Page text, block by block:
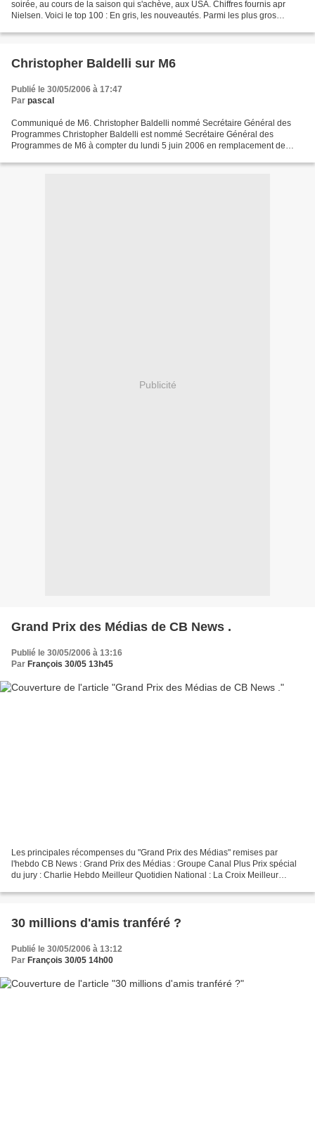
soirée, au cours de la saison qui s'achève, aux USA. Chiffres fournis apr
Nielsen. Voici le top 100 : En gris, les nouveautés. Parmi les plus gros
Christopher Baldelli sur M6
Publié le 30/05/2006 à 17:47
Par pascal
Communiqué de M6. Christopher Baldelli nommé Secrétaire Général des
Programmes Christopher Baldelli est nommé Secrétaire Général des
Programmes de M6 à compter du lundi 5 juin 2006 en remplacement de
Publicité
Grand Prix des Médias de CB News .
Publié le 30/05/2006 à 13:16
Par François 30/05 13h45
Les principales récompenses du "Grand Prix des Médias" remises par
l'hebdo CB News : Grand Prix des Médias : Groupe Canal Plus Prix spécial
du jury : Charlie Hebdo Meilleur Quotidien National : La Croix Meilleur
30 millions d'amis tranféré ?
Publié le 30/05/2006 à 13:12
Par François 30/05 14h00